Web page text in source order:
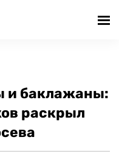
и баклажаны:
раскрыл